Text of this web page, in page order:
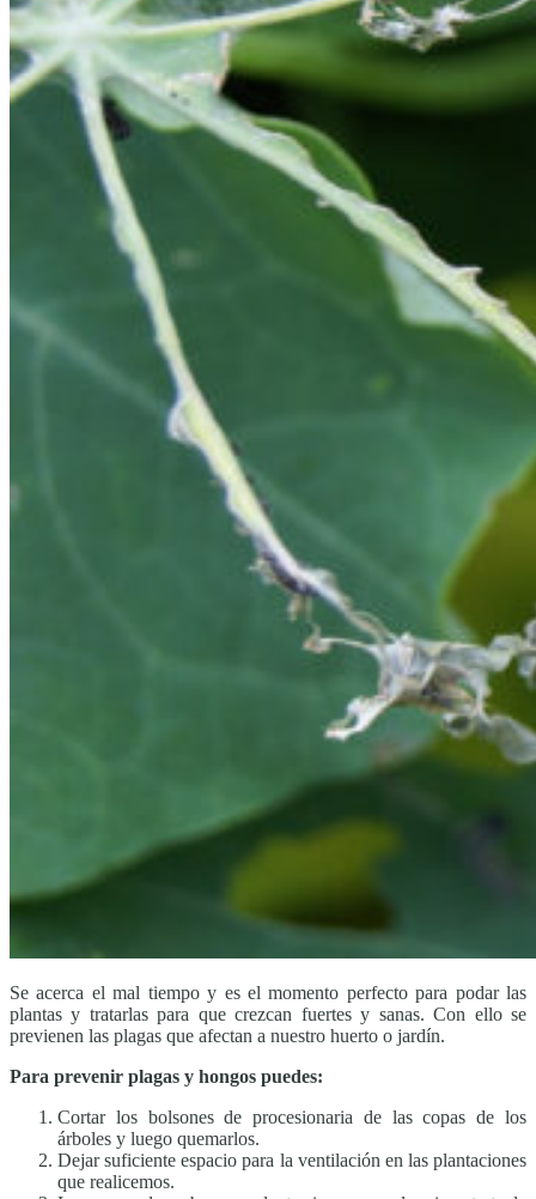
Se acerca el mal tiempo y es el momento perfecto para podar las
plantas y tratarlas para que crezcan fuertes y sanas. Con ello se
previenen las plagas que afectan a nuestro huerto o jardín.
Para prevenir plagas y hongos puedes:
Cortar los bolsones de procesionaria de las copas de los
árboles y luego quemarlos.
Dejar suficiente espacio para la ventilación en las plantaciones
que realicemos.